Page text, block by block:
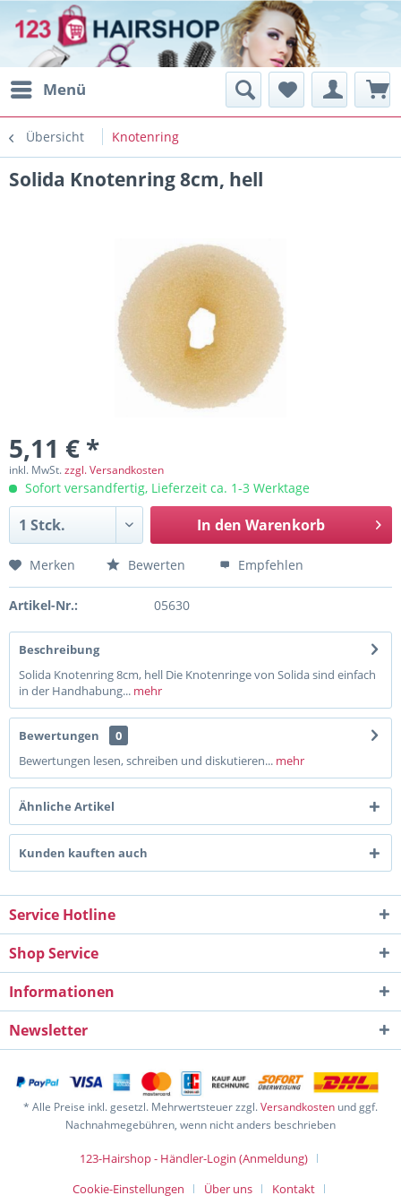
Menü
Übersicht Knotenring
Solida Knotenring 8cm, hell
5,11 € *
inkl. MwSt.zzgl. Versandkosten
Sofort versandfertig, Lieferzeit ca. 1-3 Werktage
In den Warenkorb
Merken Bewerten Empfehlen
Artikel-Nr.: 05630
Beschreibung
Solida Knotenring 8cm, hell Die Knotenringe von Solida sind einfach
in der Handhabung... mehr
Bewertungen
0
Bewertungen lesen, schreiben und diskutieren... mehr
Ähnliche Artikel
Kunden kauften auch
Service Hotline
Shop Service
Informationen
Newsletter
* Alle Preise inkl. gesetzl. Mehrwertsteuer zzgl.Versandkosten und ggf.
Nachnahmegebühren, wenn nicht anders beschrieben
123-Hairshop - Händler-Login (Anmeldung)
Cookie-Einstellungen
Über uns Kontakt